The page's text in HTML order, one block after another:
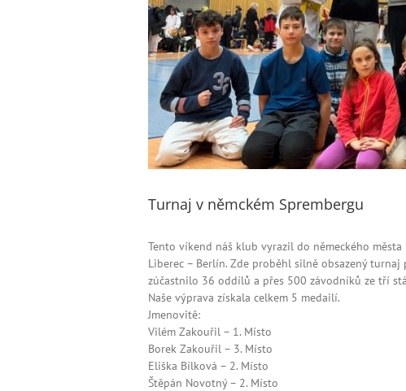
Turnaj v němckém Sprembergu
Tento víkend náš klub vyrazil do německého
Liberec – Berlín. Zde proběhl silně obsazený
zúčastnilo 36 oddílů a přes 500 závodníků ze tří
Naše výprava získala celkem 5 medailí.
Jmenovitě:
Vilém Zakouřil – 1. Místo
Borek Zakouřil – 3. Místo
Eliška Bílková – 2. Místo
Štěpán Novotný – 2. Místo